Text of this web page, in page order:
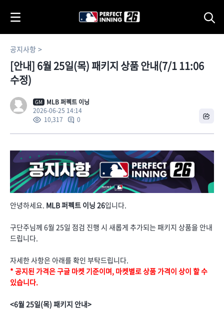
공지사항
[안내] 6월 25일(목) 패키지 상품 안내(7/1 11:06
수정)
GM
MLB 퍼펙트 이닝
2026-06-25 14:14
10,317
0
안녕하세요. MLB 퍼펙트 이닝 26입니다.
구단주님께 6월 25일 점검 진행 시 새롭게 추가되는 패키지 상품을 안내
드립니다.
자세한 사항은 아래를 확인 부탁드립니다.
* 공지된 가격은 구글 마켓 기준이며, 마켓별로 상품 가격이 상이 할 수
있습니다.
<6월 25일(목) 패키지 안내>